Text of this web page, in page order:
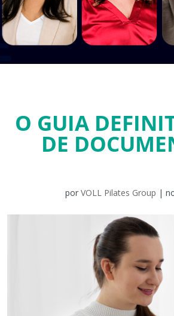
O GUIA
DE
por VOLL Pilates Group |